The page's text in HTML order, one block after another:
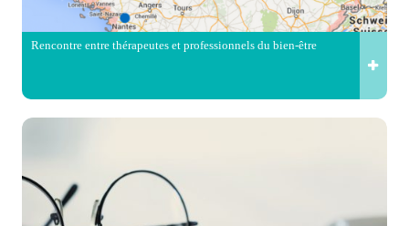
Rencontre entre thérapeutes et professionnels du bien-être